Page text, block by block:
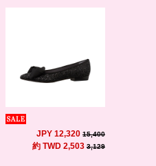
JPY 12,320 15,400
約 TWD 2,503 3,129